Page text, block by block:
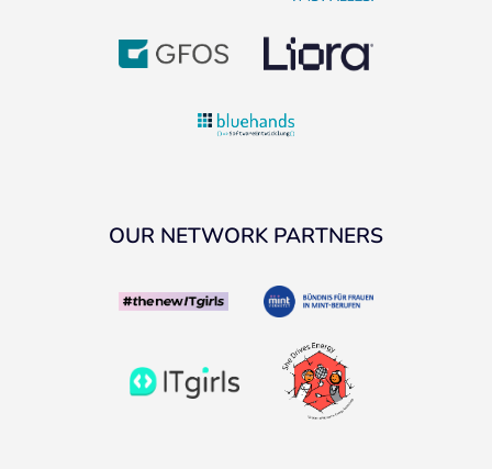
OUR NETWORK PARTNERS